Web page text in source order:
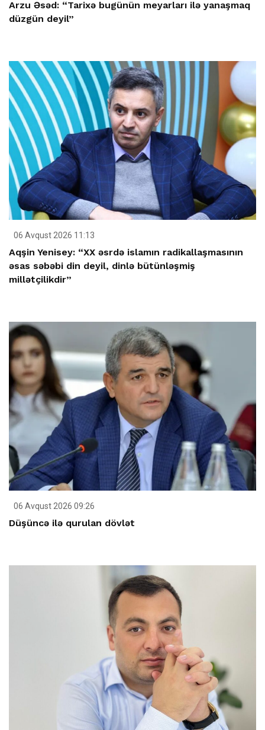
Arzu Əsəd: “Tarixə bugünün meyarları ilə yanaşmaq
düzgün deyil”
06 Avqust 2026 11:13
Aqşin Yenisey: “XX əsrdə islamın radikallaşmasının
əsas səbəbi din deyil, dinlə bütünləşmiş
millətçilikdir”
06 Avqust 2026 09:26
Düşüncə ilə qurulan dövlət